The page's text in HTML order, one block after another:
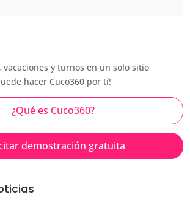
vacaciones y turnos en un solo sitio
hacer Cuco360 por tí!
¿Qué es Cuco360?
demostración gratuita